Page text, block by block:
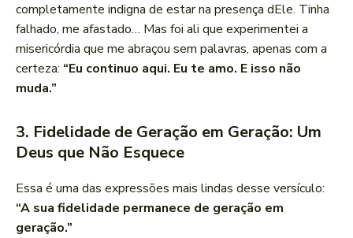
completamente indigna de estar na presença dEle. Tinha
falhado, me afastado… Mas foi ali que experimentei a
misericórdia que me abraçou sem palavras, apenas com a
certeza: “Eu continuo aqui. Eu te amo. E isso não
muda.”
3. Fidelidade de Geração em Geração: Um
Deus que Não Esquece
Essa é uma das expressões mais lindas desse versículo:
“A sua fidelidade permanece de geração em
geração.”